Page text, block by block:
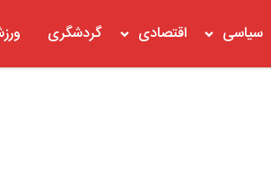
سیاسی اقتصادی گردشگری